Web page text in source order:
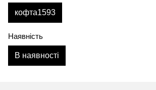
кофта1593
Наявність
В наявності